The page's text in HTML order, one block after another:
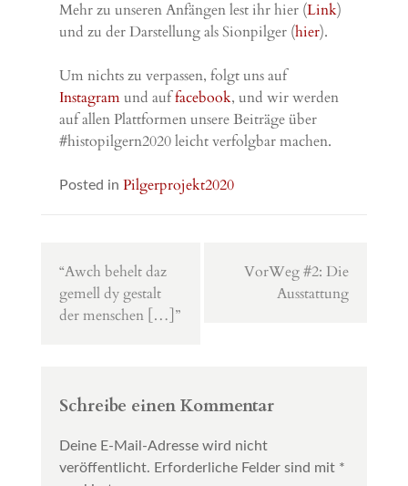
Mehr zu unseren Anfängen lest ihr hier (Link)
und zu der Darstellung als Sionpilger (hier).
Um nichts zu verpassen, folgt uns auf
Instagramund auffacebook, und wir werden
auf allen Plattformen unsere Beiträge über
#histopilgern2020 leicht verfolgbar machen.
Posted in Pilgerprojekt2020
Beitragsnavigation
“Awch behelt daz
gemell dy gestalt
der menschen […]”
VorWeg #2: Die
Ausstattung
Schreibe einen Kommentar
Deine E-Mail-Adresse wird nicht
veröffentlicht. Erforderliche Felder sind mit *